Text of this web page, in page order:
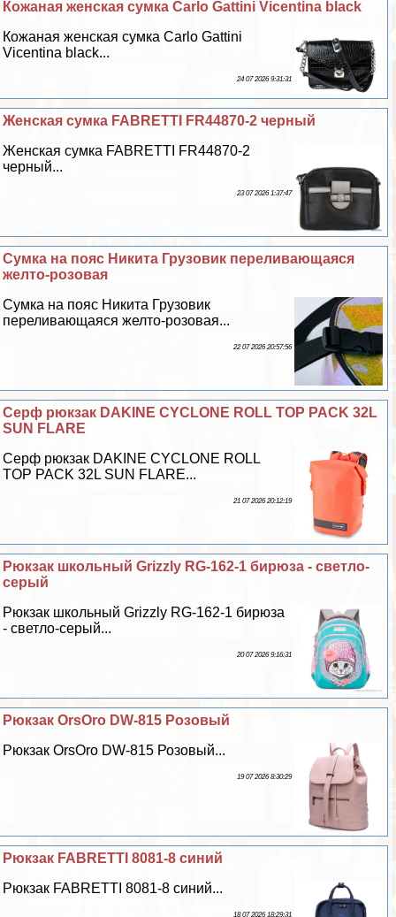
Кожаная женская сумка Carlo Gattini Vicentina black
Кожаная женская сумка Carlo Gattini
Vicentina black...
24 07 2026 9:31:31
Женская сумка FABRETTI FR44870-2 черный
Женская сумка FABRETTI FR44870-2
черный...
23 07 2026 1:37:47
Сумка на пояс Никита Грузовик переливающаяся
желто-розовая
Сумка на пояс Никита Грузовик
переливающаяся желто-розовая...
22 07 2026 20:57:56
Серф рюкзак DAKINE CYCLONE ROLL TOP PACK 32L
SUN FLARE
Серф рюкзак DAKINE CYCLONE ROLL
TOP PACK 32L SUN FLARE...
21 07 2026 20:12:19
Рюкзак школьный Grizzly RG-162-1 бирюза - светло-
серый
Рюкзак школьный Grizzly RG-162-1 бирюза
- светло-серый...
20 07 2026 9:16:31
Рюкзак OrsOro DW-815 Розовый
Рюкзак OrsOro DW-815 Розовый...
19 07 2026 8:30:29
Рюкзак FABRETTI 8081-8 синий
Рюкзак FABRETTI 8081-8 синий...
18 07 2026 18:29:31